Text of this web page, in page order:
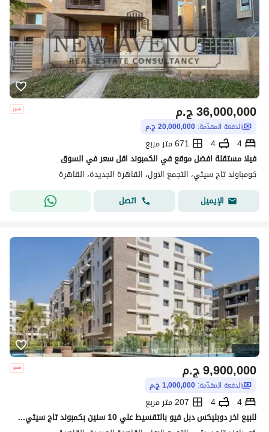
ج.م36,000,000
الدفعة المقدّمة: 20,000,000 ج.م
4
4
671 متر مربع
فيلا مستقلة افضل موقع في الكمبوند اقل سعر في السوق
كومباوند تاج سيتي، التجمع الاول، القاهرة الجديدة، القاهرة
الإيميل
اتصل
ج.م9,900,000
الدفعة المقدّمة: 1,000,000 ج.م
4
4
207 متر مربع
للبيع اخر دوبليكس دبل فيو بالتقسيط علي 10 سنين بكمبوند تاج سيتي التجمع الاول Last duplex for sale with a double view in Taj City Compound, New Cairo.